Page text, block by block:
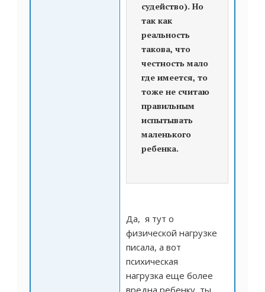
судейство). Но
так как
реальность
такова, что
честность мало
где имеется, то
тоже не считаю
правильным
испытывать
маленького
ребенка.
Да, я тут о
физической нагрузке
писала, а вот
психическая
нагрузка еще более